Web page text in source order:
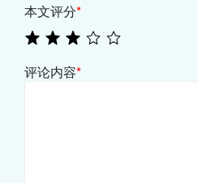
本文评分*
评论内容*